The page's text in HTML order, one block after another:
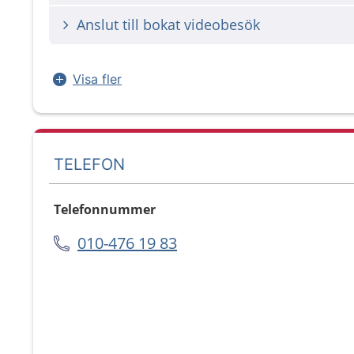
Anslut till bokat videobesök
Visa fler
TELEFON
Telefonnummer
010-476 19 83